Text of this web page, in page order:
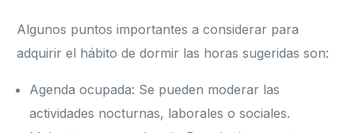
Algunos puntos importantes a considerar para
adquirir el hábito de dormir las horas sugeridas son:
Agenda ocupada: Se pueden moderar las
actividades nocturnas, laborales o sociales.